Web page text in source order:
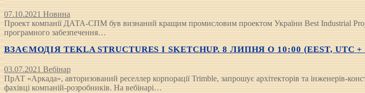
07.10.2021 Новина
Проект компанії ДАТА-СПМ був визнаний кращим промисловим проектом України Best Industrial
програмного забезпечення…
ВЗАЄМОДІЯ TEKLA STRUCTURES І SKETCHUP. 8 ЛИПНЯ О 10:00 (EEST, UTC
03.07.2021 Вебінар
ПрАТ «Аркада», авторизований реселлер корпорації Trimble, запрошує архітекторів та інженерів-
фахівці компаній-розробників. На вебінарі…